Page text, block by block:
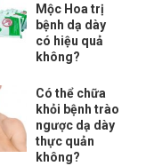
Mộc Hoa trị
bệnh dạ dày
có hiệu quả
không?
Có thể chữa
khỏi bệnh trào
ngược dạ dày
thực quản
không?